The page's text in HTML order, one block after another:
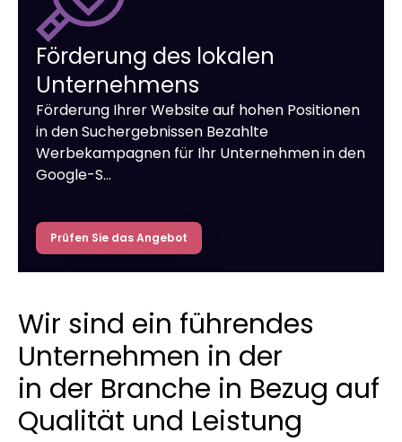
Förderung des lokalen
Unternehmens
Förderung Ihrer Website auf hohen Positionen
in den Suchergebnissen Bezahlte
Werbekampagnen für Ihr Unternehmen in den
Google-S…
Prüfen Sie das Angebot
Wir sind ein führendes
Unternehmen in der
in der Branche in Bezug auf
Qualität und Leistung